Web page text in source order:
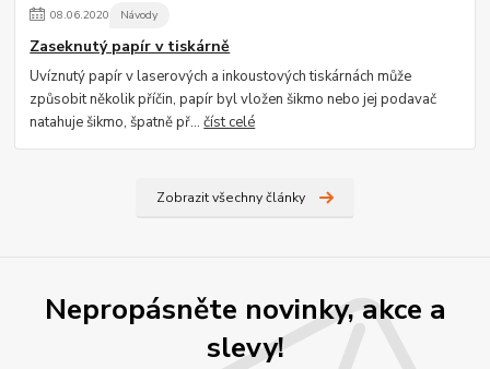
08.06.2020 Návody
Zaseknutý papír v tiskárně
Uvíznutý papír v laserových a inkoustových tiskárnách může
způsobit několik příčin, papír byl vložen šikmo nebo jej podavač
natahuje šikmo, špatně př...číst celé
Zobrazit všechny články
Nepropásněte novinky, akce a
slevy!